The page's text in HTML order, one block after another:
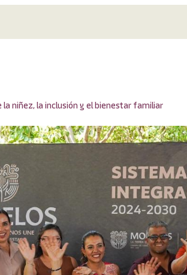
la niñez, la inclusión y el bienestar familiar